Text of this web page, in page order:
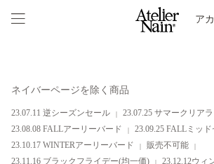
ア
ネイバーページを除く商品
23.07.11 逆シーズンセール
23.07.25 サマークリア
23.08.08 FALLアーリーバード
23.09.25 FALLミッ
23.10.17 WINTERアーリーバード
販売不可能
23.11.16 ブラックフライデー(均一価)
23.12.12ウィ